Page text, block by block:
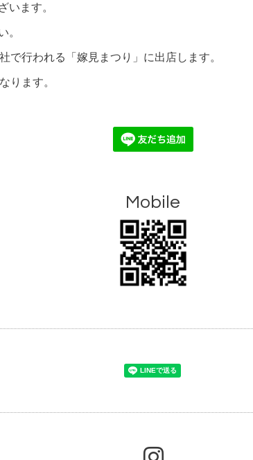
います。
。
で行われる「嫁見まつり」に出店します。
ります。
Mobile